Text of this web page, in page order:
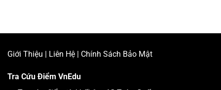
Giới Thiệu Liên Hệ Chính Sách Bảo Mật
Tra Cứu Điểm VnEdu